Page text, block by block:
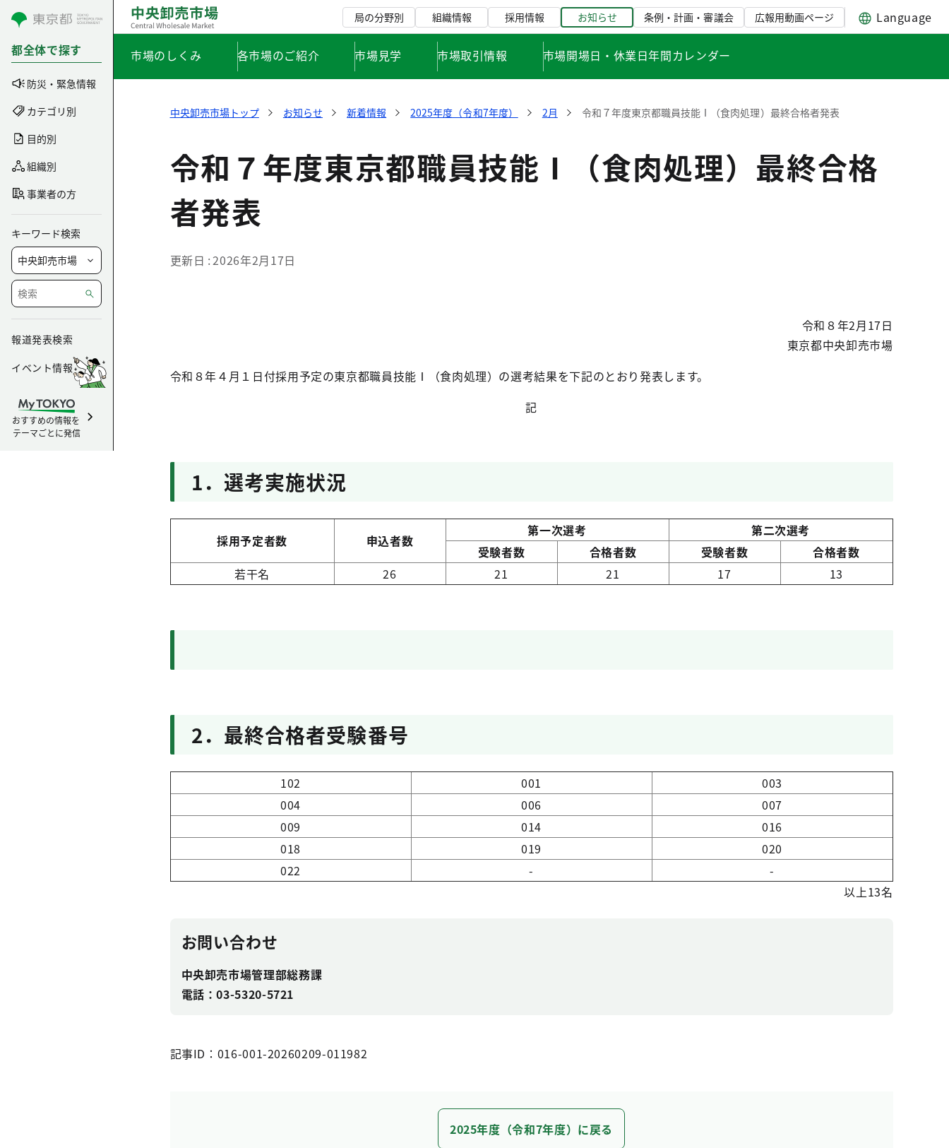
コンテンツにスキップ
都全体で探す
防災・緊急情報
カテゴリ別
目的別
組織別
事業者の方
キーワード検索
報道発表検索
イベント情報
おすすめの情報を
テーマごとに発信
局の分野別 組織情報 採用情報 お知らせ 条例・計画・審議会 広報用動画ページ Language
市場のしくみ 各市場のご紹介 市場見学 市場取引情報 市場開場日・休業日年間カレンダー
中央卸売市場トップ お知らせ 新着情報 2025年度（令和7年度） 2月 令和７年度東京都職員技能Ⅰ（食肉処理）最終合格者発表
令和７年度東京都職員技能Ⅰ（食肉処理）最終合格
者発表
更新日 2026年2月17日
令和８年2月17日
東京都中央卸売市場
令和８年４月１日付採用予定の東京都職員技能Ⅰ（食肉処理）の選考結果を下記のとおり発表します。
記
1．選考実施状況
採用予定者数 申込者数
第一次選考
第二次選考
受験者数
合格者数 受験者数
合格者数
若干名
26 21 21 17 13
2．最終合格者受験番号
102 001
003
004
006
007
009
014
016
018
019
020
022
-
-
以上13名
お問い合わせ
中央卸売市場管理部総務課
電話 ：03-5320-5721
記事ID：016-001-20260209-011982
2025年度（令和7年度）に戻る